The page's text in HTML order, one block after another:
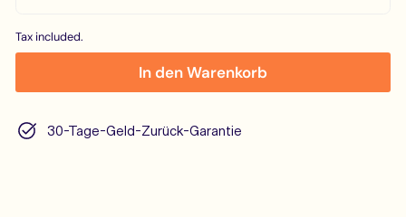
Tax included.
In den Warenkorb
30-Tage-Geld-Zurück-Garantie